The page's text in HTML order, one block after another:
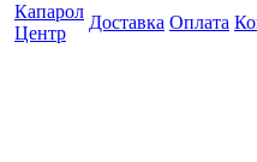
Капарол
Центр
Доставка Оплата